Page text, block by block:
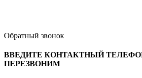
Обратный звонок
ВВЕДИТЕ КОНТАКТНЫЙ
ПЕРЕЗВОНИМ